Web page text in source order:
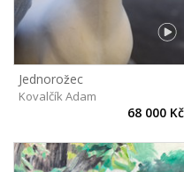
Jednorožec
Kovalčík Adam
68 000 Kč